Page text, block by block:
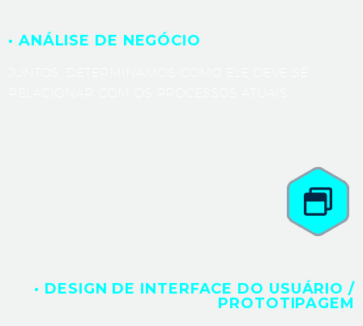
· ANÁLISE DE NEGÓCIO
· DESIGN DE INTERFACE DO USUÁRIO /
PROTOTIPAGEM